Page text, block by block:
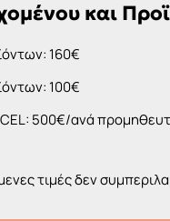
και
160€
100€
500€/ανά
τιμές δεν